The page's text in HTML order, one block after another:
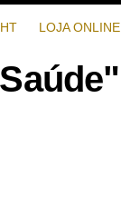
LOJA ONLINE